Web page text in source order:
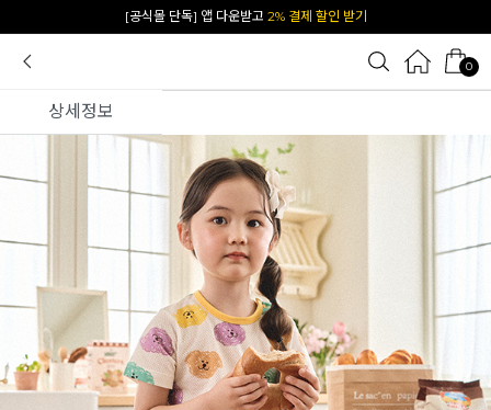
카카오 플친 추가하면1천원 즉시 할인 쿠폰
0
상세정보